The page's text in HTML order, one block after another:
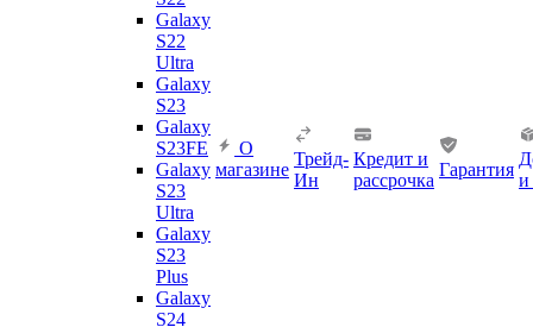
Galaxy
S22
Ultra
Galaxy
S23
Galaxy
S23FE
Galaxy
S23
Ultra
Galaxy
S23
Plus
Galaxy
S24
О
магазине
Трейд-
Ин
Кредит и
рассрочка
Гарантия
и